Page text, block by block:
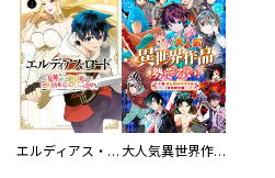
エルディアス・ロード 女神にもらった絶対死なない究極スキルで七つのダンジョンを攻略する 大人気異世界作品勢ぞろい！ １話試し読みパック１（マガポケ版）